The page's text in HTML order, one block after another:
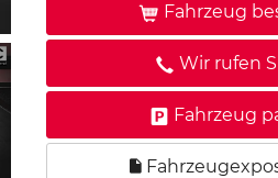
Fahrzeug
Wir rufen
Fahrzeug